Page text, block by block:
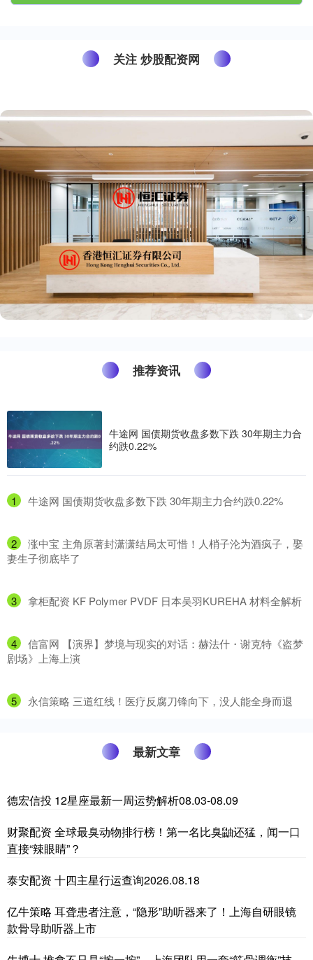
关注 炒股配资网
推荐资讯
牛途网 国债期货收盘多数下跌 30年期主力合
约跌0.22%
1 ​牛途网 国债期货收盘多数下跌 30年期主力合约跌0.22%
2
​涨中宝 主角原著封潇潇结局太可惜！人梢子沦为酒疯子，娶
妻生子彻底毕了
3 ​拿柜配资 KF Polymer PVDF 日本吴羽KUREHA 材料全解析
4
​信富网 【演界】梦境与现实的对话：赫法什・谢克特《盗梦
剧场》上海上演
5 ​永信策略 三道红线！医疗反腐刀锋向下，没人能全身而退
最新文章
德宏信投 12星座最新一周运势解析08.03-08.09
财聚配资 全球最臭动物排行榜！第一名比臭鼬还猛，闻一口
直接“辣眼睛”？
泰安配资 十四主星行运查询2026.08.18
亿牛策略 耳聋患者注意，“隐形”助听器来了！上海自研眼镜
款骨导助听器上市